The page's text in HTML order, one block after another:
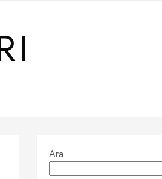
Ara